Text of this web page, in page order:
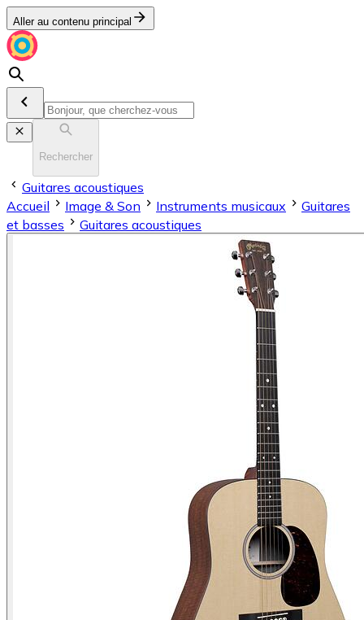
Aller au contenu principal
Rechercher
Guitares acoustiques
Accueil
Image & Son Instruments musicaux
Guitares
et basses
Guitares acoustiques